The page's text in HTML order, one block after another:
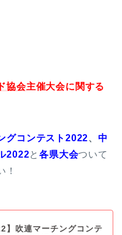
協会主催大会に関する
グコンテスト2022、中
2022と各県大会ついて
！
】吹連マーチングコンテ